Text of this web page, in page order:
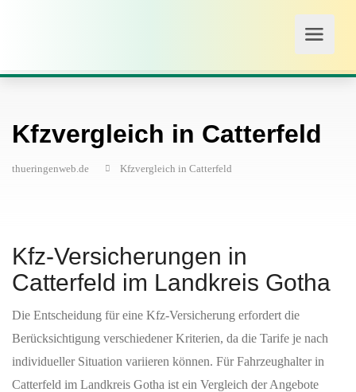
Kfzvergleich in Catterfeld
thueringenweb.de Kfzvergleich in Catterfeld
Kfz-Versicherungen in
Catterfeld im Landkreis Gotha
Die Entscheidung für eine Kfz-Versicherung erfordert die
Berücksichtigung verschiedener Kriterien, da die Tarife je nach
individueller Situation variieren können. Für Fahrzeughalter in
Catterfeld im Landkreis Gotha ist ein Vergleich der Angebote